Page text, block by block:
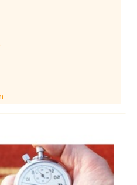
internacionales